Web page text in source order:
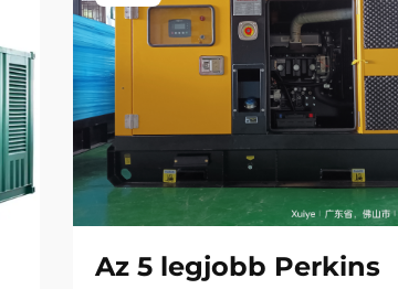
Az 5 legjobb Perkins